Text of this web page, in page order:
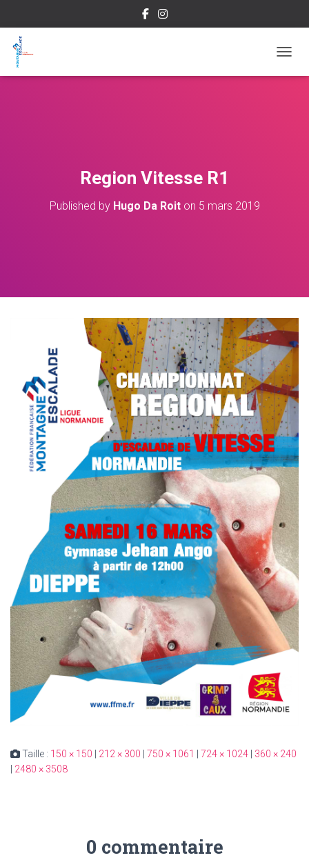
Region Vitesse R1
Published by Hugo Da Roiton 5 mars 2019
Taille : 150 × 150 212 × 300 750 × 1061 724 × 1024
360 × 240
2480 × 3508
0 commentaire